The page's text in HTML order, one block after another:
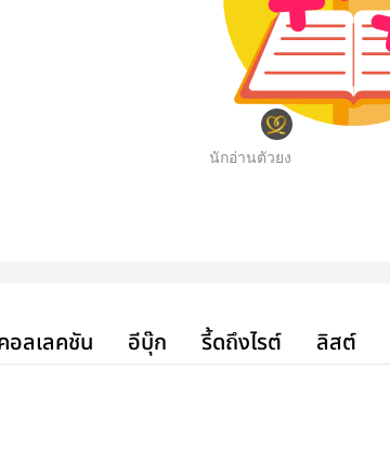
นักอ่านตัวยง
อลเลคชัน อีบุ๊ก รี้ดถึงไรต์ ลิสต์